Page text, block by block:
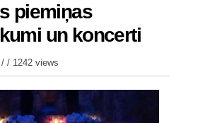
piemiņas
un koncerti
/ / 1242 views